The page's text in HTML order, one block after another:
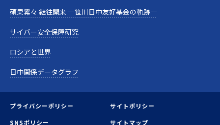
碩果累々 継往開来 —笹川日中友好基金の軌跡—
サイバー安全保障研究
ロシアと世界
日中関係データグラフ
プライバシーポリシー
サイトポリシー
SNSポリシー
サイトマップ